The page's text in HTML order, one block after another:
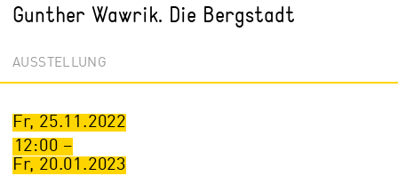
Gunther Wawrik. Die Bergstadt
AUSSTELLUNG
Fr, 25.11.2022
12:00 –
Fr, 20.01.2023